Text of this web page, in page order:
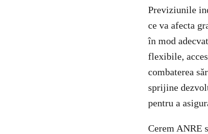
Previziunile
ce va afecta
în mod
flexibile,
combaterea
sprijine
pentru a
Cerem ANRE